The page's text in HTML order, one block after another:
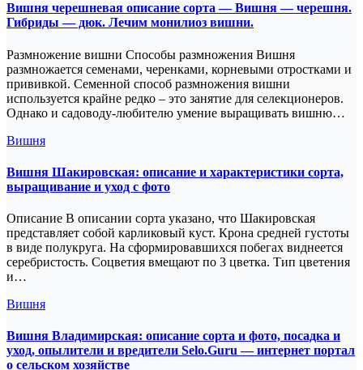
Вишня черешневая описание сорта — Вишня — черешня.
Гибриды — дюк. Лечим монилиоз вишни.
Размножение вишни Способы размножения Вишня
размножается семенами, черенками, корневыми отростками и
прививкой. Семенной способ размножения вишни
используется крайне редко – это занятие для селекционеров.
Однако и садоводу-любителю умение выращивать вишню…
Вишня
Вишня Шакировская: описание и характеристики сорта,
выращивание и уход с фото
Описание В описании сорта указано, что Шакировская
представляет собой карликовый куст. Крона средней густоты
в виде полукруга. На сформировавшихся побегах виднеется
серебристость. Соцветия вмещают по 3 цветка. Тип цветения
и…
Вишня
Вишня Владимирская: описание сорта и фото, посадка и
уход, опылители и вредители Selo.Guru — интернет портал
о сельском хозяйстве